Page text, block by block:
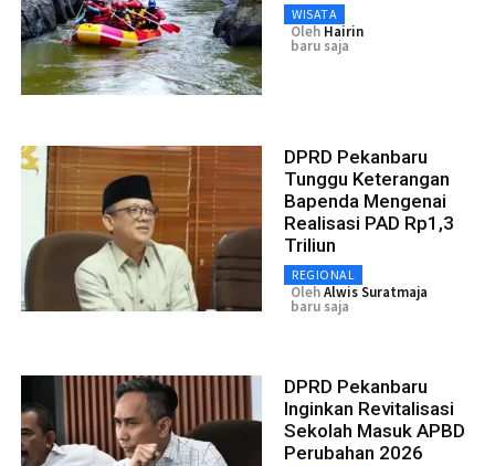
WISATA
Oleh Hairin
baru saja
DPRD Pekanbaru
Tunggu Keterangan
Bapenda Mengenai
Realisasi PAD Rp1,3
Triliun
REGIONAL
OlehAlwis Suratmaja
baru saja
DPRD Pekanbaru
Inginkan Revitalisasi
Sekolah Masuk APBD
Perubahan 2026